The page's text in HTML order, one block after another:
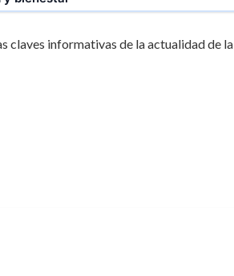
claves informativas de la actualidad de la